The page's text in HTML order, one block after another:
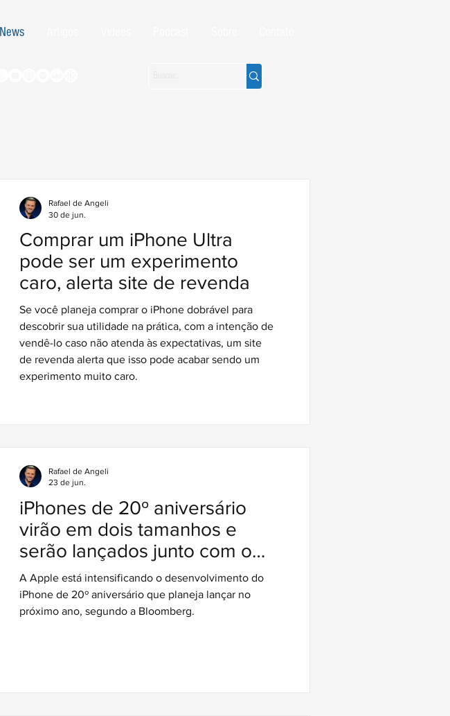
News
Comprar um iPhone Ultra
pode ser um experimento
caro, alerta site de revenda
Se você planeja comprar o iPhone dobrável para
descobrir sua utilidade na prática, com a intenção de
vendê-lo caso não atenda às expectativas, um site
de revenda alerta que isso pode acabar sendo um
experimento muito caro.
Rafael de Angeli
30 de jun.
iPhones de 20º aniversário
virão em dois tamanhos e
serão lançados junto com o
iPhone dobrável de 2ª
geração
A Apple está intensificando o desenvolvimento do
iPhone de 20º aniversário que planeja lançar no
próximo ano, segundo a Bloomberg.
Rafael de Angeli
23 de jun.